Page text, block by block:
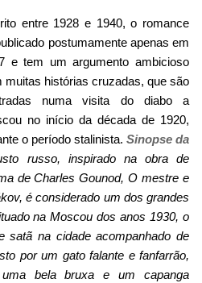
entre 1928 e 1940, o romance
postumamente apenas em
e tem um argumento ambicioso
muitas histórias cruzadas, que são
numa visita do diabo a
no início da década de 1920,
o período stalinista. Sinopse da
russo, inspirado na obra de
de Charles Gounod, O mestre e
é considerado um dos grandes
na Moscou dos anos 1930, o
satã na cidade acompanhado de
por um gato falante e fanfarrão,
uma bela bruxa e um capanga